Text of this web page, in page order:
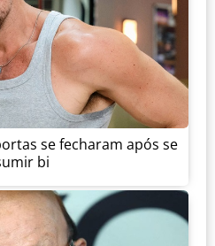
se fecharam após se
bi